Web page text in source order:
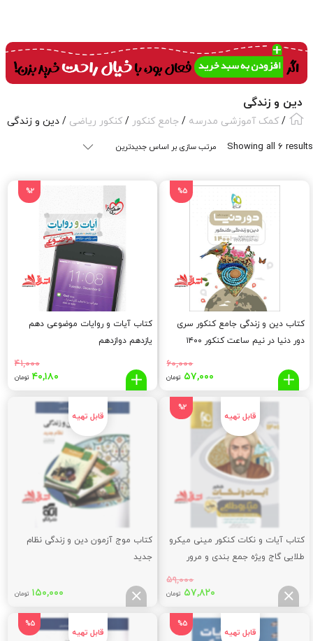
دین و زندگی
/کمک آموزشی مدرسه / جامع کنکور /کنکور ریاضی / دین و زندگی
Showing all 6 results
Sorted
latest
کتاب دین و زندگی جامع کنکور سری
دور دنیا در نیم ساعت کنکور ۱۴۰۰
۶۰,۰۰۰
قیمت
اصلی:
۶۰,۰۰۰
تومان
بود.
۵۷,۰۰۰ تومانقیمت
فعلی:
کتاب آیات و روایات موضوعی دهم
یازدهم دوازدهم
۴۱,۰۰۰
قیمت
اصلی:
۴۱,۰۰۰
تومان
بود.
۴۰,۱۸۰ تومان
کتاب آیات و نکات کنکور مینی میکرو
طلایی گاج ویژه جمع بندی و مرور
۵۹,۰۰۰
قیمت
۵۹,۰۰۰
تومان
۵۷,۸۲۰ تومانقیمت
فعلی:
کتاب موج آزمون دین و زندگی نظام
جدید
۱۵۰,۰۰۰ تومان